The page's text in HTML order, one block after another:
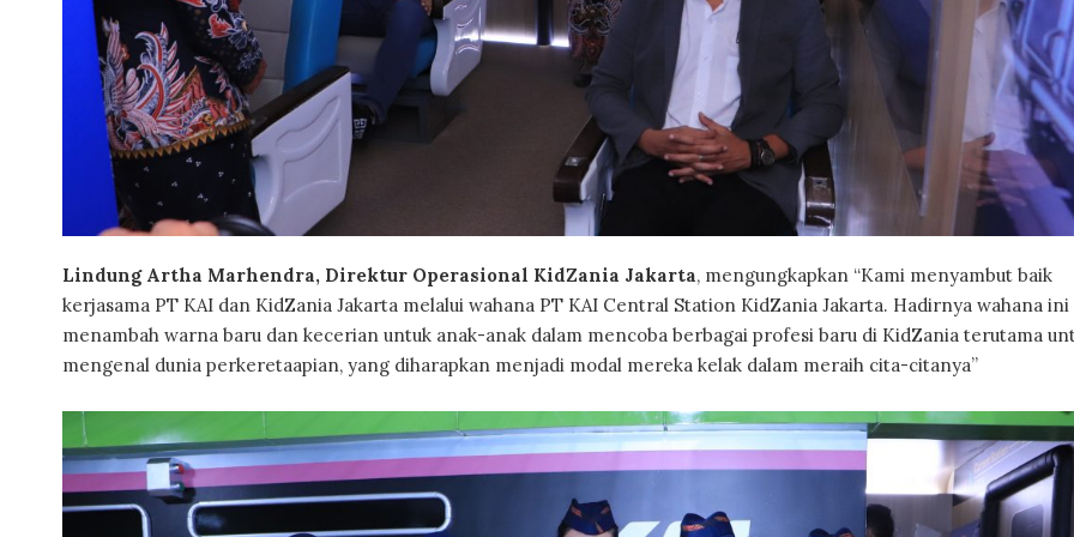
Lindung Artha Marhendra, Direktur Operasional KidZania Jakarta, mengungkapkan “Kami menyambut baik
kerjasama PT KAI dan KidZania Jakarta melalui wahana PT KAI Central Station KidZania Jakarta. Hadirnya wahana ini
menambah warna baru dan kecerian untuk anak-anak dalam mencoba berbagai profesi baru di KidZania terutama
mengenal dunia perkeretaapian, yang diharapkan menjadi modal mereka kelak dalam meraih cita-citanya”